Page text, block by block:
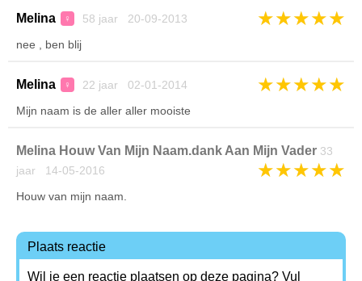
Melina ♀ 58 jaar 20-09-2013 ★★★★★
nee , ben blij
Melina ♀ 22 jaar 02-01-2014 ★★★★★
Mijn naam is de aller aller mooiste
Melina Houw Van Mijn Naam.dank Aan Mijn Vader 33
jaar 14-05-2016
★★★★★
Houw van mijn naam.
Plaats reactie
Wil je een reactie plaatsen op deze pagina? Vul